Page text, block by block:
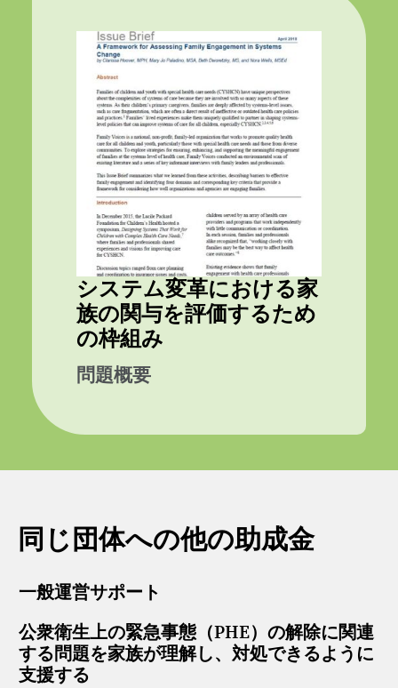
システム変革における家
族の関与を評価するため
の枠組み
問題概要
同じ団体への他の助成金
一般運営サポート
公衆衛生上の緊急事態（PHE）の解除に関連
する問題を家族が理解し、対処できるように
支援する